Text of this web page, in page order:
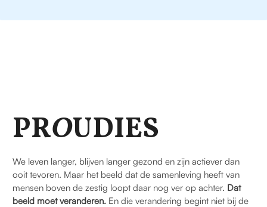
PROUDIES
We leven langer, blijven langer gezond en zijn actiever dan
ooit tevoren. Maar het beeld dat de samenleving heeft van
mensen boven de zestig loopt daar nog ver op achter. Dat
beeld moet veranderen. En die verandering begint niet bij de